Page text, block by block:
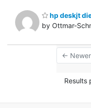
hp deskjt
by Ottmar-
← Newer
Results